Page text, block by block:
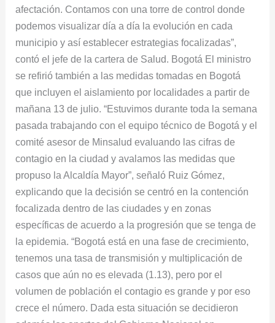
afectación. Contamos con una torre de control donde
podemos visualizar día a día la evolución en cada
municipio y así establecer estrategias focalizadas”,
contó el jefe de la cartera de Salud. Bogotá El ministro
se refirió también a las medidas tomadas en Bogotá
que incluyen el aislamiento por localidades a partir de
mañana 13 de julio. “Estuvimos durante toda la semana
pasada trabajando con el equipo técnico de Bogotá y el
comité asesor de Minsalud evaluando las cifras de
contagio en la ciudad y avalamos las medidas que
propuso la Alcaldía Mayor”, señaló Ruiz Gómez,
explicando que la decisión se centró en la contención
focalizada dentro de las ciudades y en zonas
específicas de acuerdo a la progresión que se tenga de
la epidemia. “Bogotá está en una fase de crecimiento,
tenemos una tasa de transmisión y multiplicación de
casos que aún no es elevada (1.13), pero por el
volumen de población el contagio es grande y por eso
crece el número. Dada esta situación se decidieron